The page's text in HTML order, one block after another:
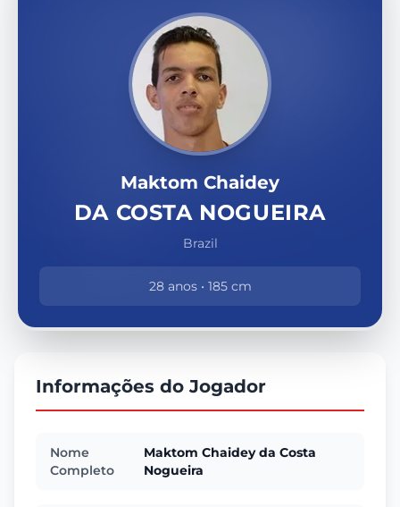
Maktom Chaidey
DA COSTA NOGUEIRA
Brazil
28 anos • 185 cm
Informações do Jogador
Nome
Completo
Maktom Chaidey da Costa
Nogueira